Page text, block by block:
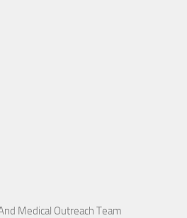
Medical Outreach Team